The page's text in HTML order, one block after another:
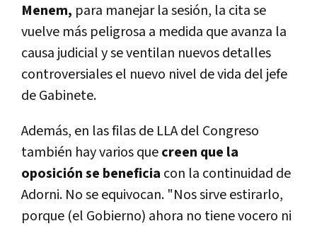
Menem, para manejar la sesión, la cita se
vuelve más peligrosa a medida que avanza la
causa judicial y se ventilan nuevos detalles
controversiales el nuevo nivel de vida del jefe
de Gabinete.
Además, en las filas de LLA del Congreso
también hay varios quecreen que la
oposición se beneficia con la continuidad de
Adorni. No se equivocan. "Nos sirve estirarlo,
porque (el Gobierno) ahora no tiene vocero ni